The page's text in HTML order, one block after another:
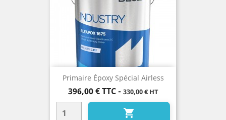
Primaire Époxy Spécial Airless
Prix
396,00 € TTC- 330,00 € HT
